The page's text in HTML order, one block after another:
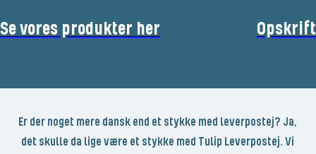
Se vores produkter her
Er der noget mere dansk end et stykke med leverpostej? Ja,
det skulle da lige være et stykke med Tulip Leverpostej. Vi